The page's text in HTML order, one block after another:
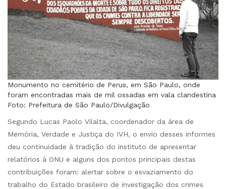
Monumento no cemitério de Perus, em São Paulo, onde
foram encontradas mais de mil ossadas em vala clandestina
Foto: Prefeitura de São Paulo/Divulgação
Segundo Lucas Paolo Vilalta, coordenador da área de
Memória, Verdade e Justiça do IVH, o envio desses informes
deu continuidade à tradição do instituto de apresentar
relatórios à ONU e alguns dos pontos principais destas
contribuições foram: alertar sobre o esvaziamento do
trabalho do Estado brasileiro de investigação dos crimes